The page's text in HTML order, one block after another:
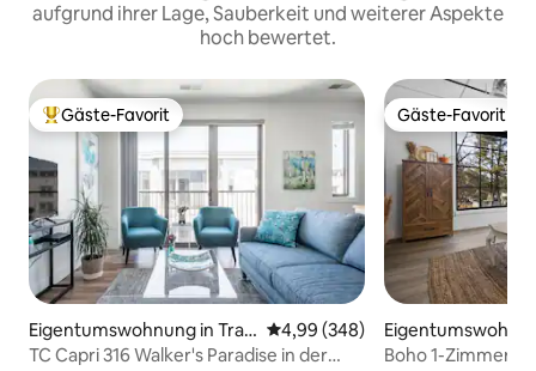
aufgrund ihrer Lage, Sauberkeit und weiterer Aspekte
hoch bewertet.
Beliebter Gäste-Favorit.
Gäste-Favorit
Eigentumswohnung in Trav
erse City
Durchschnittliche Bewertung:
4,99 (348)
TC Capri 316 Walker's Paradise in der
Gäste-Favorit
Gäste-Favorit
rse City
Boho 1-Zimmer-